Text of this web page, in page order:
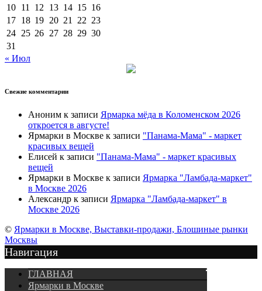
10 11 12 13 14 15 16
17 18 19 20 21 22 23
24 25 26 27 28 29 30
31
« Июл
Свежие комментарии
Аноним к записи Ярмарка мёда в Коломенском 2026
откроется в августе!
Ярмарки в Москве к записи "Панама-Мама" - маркет
красивых вещей
Елисей к записи "Панама-Мама" - маркет красивых
вещей
Ярмарки в Москве к записи Ярмарка "Ламбада-маркет"
в Москве 2026
Александр к записи Ярмарка "Ламбада-маркет" в
Москве 2026
© Ярмарки в Москве, Выставки-продажи, Блошиные рынки
Москвы
Навигация
Подписка
ГЛАВНАЯ
Ярмарки в Москве